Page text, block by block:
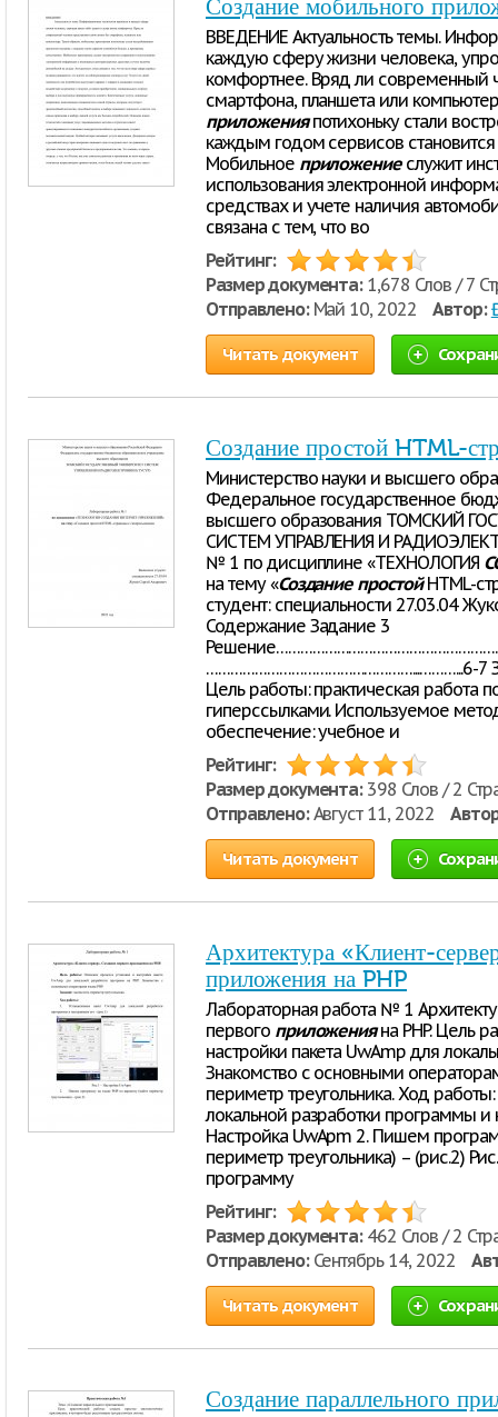
Создание мобильного
ВВЕДЕНИЕ Актуальность темы.
каждую сферу жизни человека,
комфортнее. Вряд ли современный
смартфона, планшета или
приложенияпотихоньку стали
каждым годом сервисов
Мобильное приложениеслужит
использования электронной
средствах и учете наличия
связана с тем, что во
Рейтинг:
Размер документа:1,678 Слов / 7
Отправлено:Май 10, 2022 Автор:
Читать документ
Создание простой HTML-
Министерство науки и высшего
Федеральное государственное
высшего образования ТОМСКИЙ
СИСТЕМ УПРАВЛЕНИЯ И
№ 1 по дисциплине «ТЕХНОЛОГИЯ
на тему «Создание простойHTML-
студент: специальности 27.03.04
Содержание Задание 3
……………………………………………...………...6-7
Цель работы: практическая работа
гиперссылками. Используемое
обеспечение: учебное и
Рейтинг:
Размер документа:398 Слов / 2
Отправлено:Август 11, 2022
Читать документ
Архитектура «Клиент-
приложения на PHP
Лабораторная работа № 1
первого приложенияна PHP. Цель
настройки пакета UwAmp для
Знакомство с основными
периметр треугольника. Ход
локальной разработки программы и
Настройка UwApm 2. Пишем
периметр треугольника) – (рис.2)
программу
Рейтинг:
Размер документа:462 Слов / 2
Отправлено:Сентябрь 14, 2022
Читать документ
Создание параллельного